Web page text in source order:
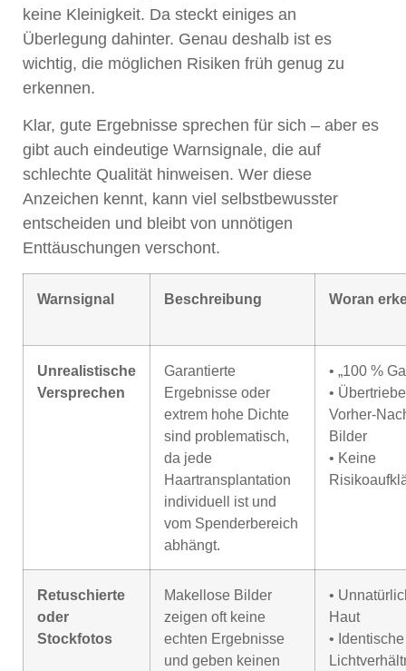
keine Kleinigkeit. Da steckt einiges an
Überlegung dahinter. Genau deshalb ist es
wichtig, die möglichen Risiken früh genug zu
erkennen.
Klar, gute Ergebnisse sprechen für sich – aber es
gibt auch eindeutige Warnsignale, die auf
schlechte Qualität hinweisen. Wer diese
Anzeichen kennt, kann viel selbstbewusster
entscheiden und bleibt von unnötigen
Enttäuschungen verschont.
Warnsignal Beschreibung Woran
Unrealistische
Versprechen
Garantierte
Ergebnisse oder
extrem hohe Dichte
sind problematisch,
da jede
Haartransplantation
individuell ist und
vom Spenderbereich
abhängt.
• „100 %
•
Vorher-
Bilder
• Keine
Retuschierte
oder
Stockfotos
Makellose Bilder
zeigen oft keine
echten Ergebnisse
und geben keinen
•
Haut
• Identische